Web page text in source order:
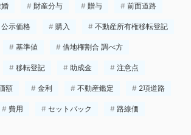
財産分与 贈与 前面道路
公示価格 購入 不動産所有権移転登記
基準値 借地権割合 調べ方
移転登記 助成金 注意点
額 金利 不動産鑑定 2項道路
費用 セットバック 路線価